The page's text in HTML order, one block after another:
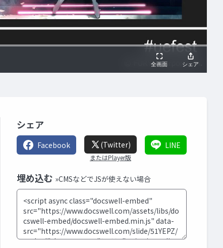
シェア
Facebook (Twitter)
またはPlayer版
LINE
埋め込む »CMSなどでJSが使えない場合